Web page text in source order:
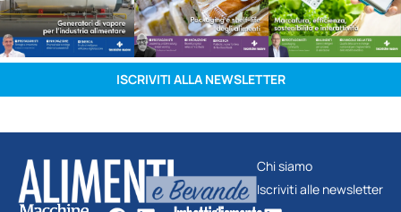
ISCRIVITI ALLA NEWSLETTER
Chi siamo
Iscriviti alle newsletter